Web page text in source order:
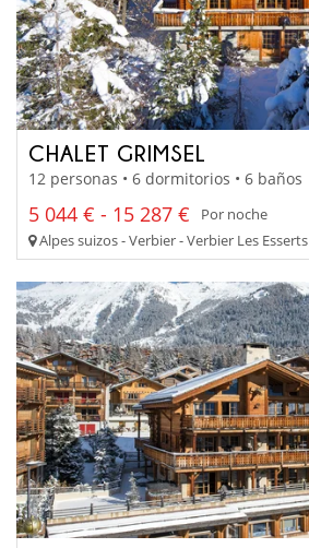
CHALET GRIMSEL
12 personas • 6 dormitorios • 6 baños
5 044 € - 15 287 €
Por noche
Alpes suizos - Verbier - Verbier Les Esserts